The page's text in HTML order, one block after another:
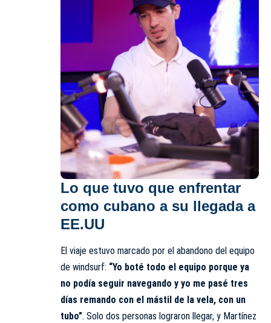
Lo que tuvo que enfrentar
como cubano a su llegada a
EE.UU
El viaje estuvo marcado por el abandono del equipo
de windsurf: “Yo boté todo el equipo porque ya
no podía seguir navegando y yo me pasé tres
días remando con el mástil de la vela, con un
tubo”. Solo dos personas lograron llegar, y Martínez